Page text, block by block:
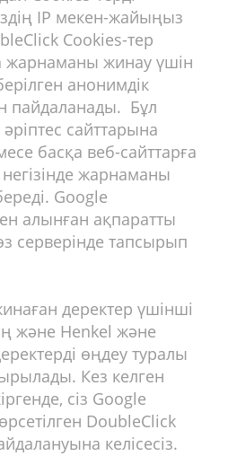
ІР мекен-жайыңыз
Cookies-тер
жарнаманы жинау үшін
анонимдік
пайдаланады. Бұл
сайттарына
басқа веб-сайттарға
жарнаманы
Google
алынған ақпаратты
серверінде тапсырып
деректер үшінші
және Henkel және
өңдеу туралы
Кез келген
сіз Google
DoubleClick
келісесіз.